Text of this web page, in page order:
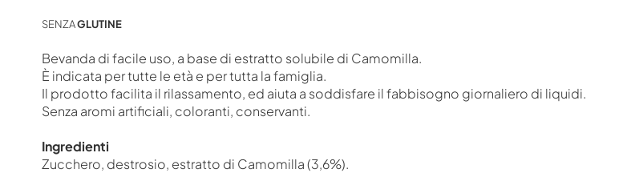
SENZAGLUTINE
Bevanda di facile uso, a base di estratto solubile di Camomilla.
È indicata per tutte le età e per tutta la famiglia.
Il prodotto facilita il rilassamento, ed aiuta a soddisfare il fabbisogno giornaliero di liquidi.
Senza aromi artificiali, coloranti, conservanti.
Ingredienti
Zucchero, destrosio, estratto di Camomilla (3,6%).